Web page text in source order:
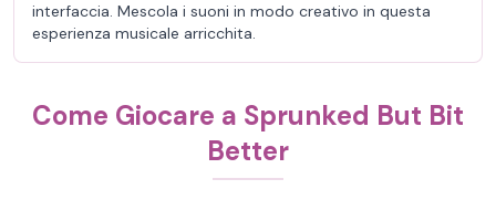
interfaccia. Mescola i suoni in modo creativo in questa
esperienza musicale arricchita.
Come Giocare a Sprunked But Bit
Better